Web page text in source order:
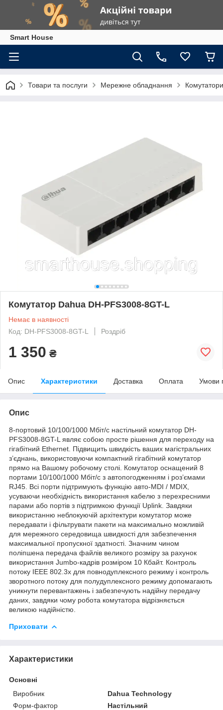
Smart House
Товари та послуги Мережне обладнання Комутатори
Комутатор Dahua DH-PFS3008-8GT-L
Немає в наявності
Код: DH-PFS3008-8GT-L
Роздріб
1 350 ₴
Опис Характеристики Доставка Оплата Умови
Опис
8-портовий 10/100/1000 Мбіт/с настільний комутатор DH-
PFS3008-8GT-L являє собою просте рішення для переходу на
гігабітний Ethernet. Підвищить швидкість ваших магістральних
з’єднань, використовуючи компактний гігабітний комутатор
прямо на Вашому робочому столі. Комутатор оснащений 8
портами 10/100/1000 Мбіт/с з автопогодженням і роз’ємами
RJ45. Всі порти підтримують функцію авто-MDI / MDIX,
усуваючи необхідність використання кабелю з перехресними
парами або портів з підтримкою функції Uplink. Завдяки
використанню неблокуючій архітектури комутатор може
передавати і фільтрувати пакети на максимально можливій
для мережного середовища швидкості для забезпечення
максимальної пропускної здатності. Значним чином
поліпшена передача файлів великого розміру за рахунок
використання Jumbo-кадрів розміром 10 Кбайт. Контроль
потоку IEEE 802.3x для повнодуплексного режиму і контроль
зворотного потоку для полудуплексного режиму допомагають
уникнути перевантажень і забезпечують надійну передачу
даних, завдяки чому робота комутатора відрізняється
великою надійністю.
Приховати
Характеристики
Основні
Виробник
Dahua Technology
Форм-фактор
Настільний